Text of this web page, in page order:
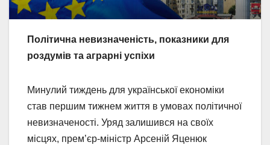
Політична невизначеність, показники для
роздумів та аграрні успіхи
Минулий тиждень для української економіки
став першим тижнем життя в умовах політичної
невизначеності. Уряд залишився на своїх
місцях, прем’єр-міністр Арсеній Яценюк